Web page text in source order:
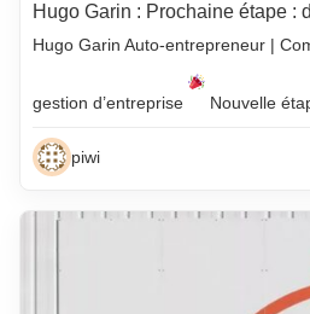
Hugo Garin : Prochaine étape :
Hugo Garin Auto-entrepreneur |
gestion d’entreprise Nouvelle
piwi